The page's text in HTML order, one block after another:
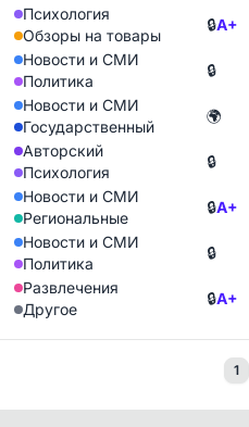
Психология
Обзоры на товары
🔒A+
Новости и СМИ
Политика
🔒
Новости и СМИ
Государственный
🌍
Авторский
Психология
🔒
Новости и СМИ
Региональные
🔒A+
Новости и СМИ
Политика
🔒
Развлечения
Другое
🔒A+
1